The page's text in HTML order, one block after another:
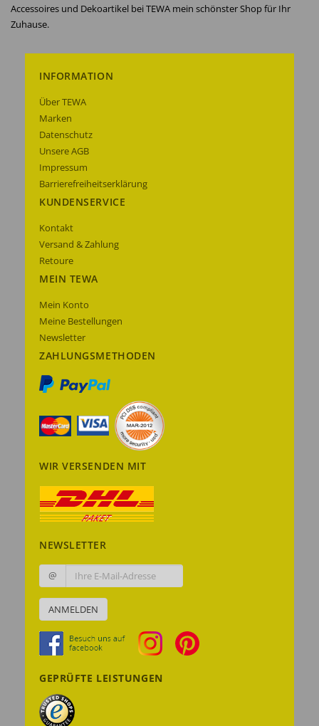
Accessoires und Dekoartikel bei TEWA mein schönster Shop für Ihr
Zuhause.
INFORMATION
Über TEWA
Marken
Datenschutz
Unsere AGB
Impressum
Barrierefreiheitserklärung
KUNDENSERVICE
Kontakt
Versand & Zahlung
Retoure
MEIN TEWA
Mein Konto
Meine Bestellungen
Newsletter
ZAHLUNGSMETHODEN
WIR VERSENDEN MIT
NEWSLETTER
@
ANMELDEN
GEPRÜFTE LEISTUNGEN